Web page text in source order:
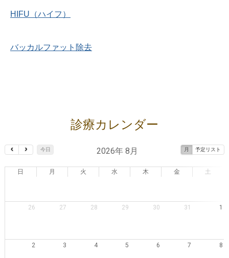
HIFU（ハイフ）
バッカルファット除去
診療カレンダー
今日 月 予定リスト
2026年 8月
日 月 火 水 木 金 土
26 27 28 29 30 31 1
2 3 4 5 6 7 8